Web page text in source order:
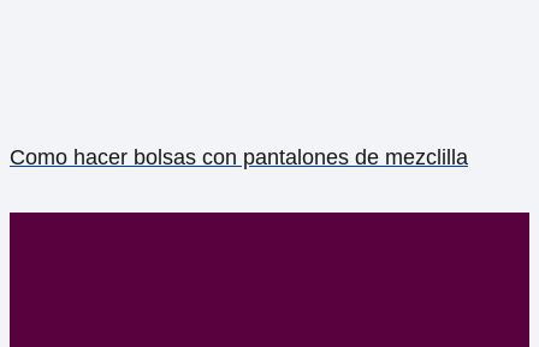
Como hacer bolsas con pantalones de mezclilla